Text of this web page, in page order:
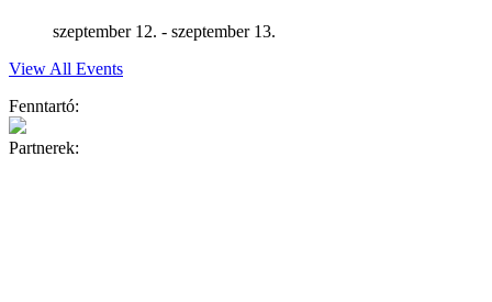
szeptember 12. - szeptember 13.
View All Events
Fenntartó:
Partnerek: